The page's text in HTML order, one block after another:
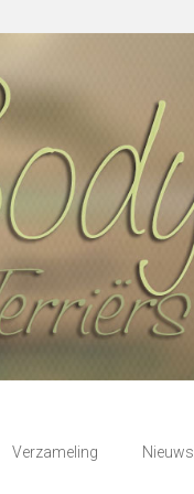
Verzameling Nieuws